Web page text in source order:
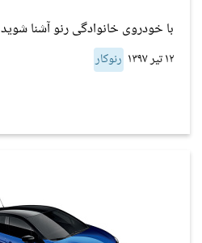
با خودروی خانوادگی رنو آشنا شوید
۱۲ تیر ۱۳۹۷ رنوکار